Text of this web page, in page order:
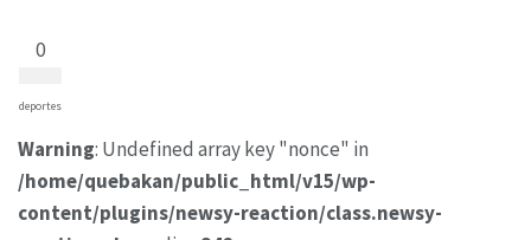
0
deportes
Warning: Undefined array key "nonce" in
/home/quebakan/public_html/v15/wp-
content/plugins/newsy-reaction/class.newsy-